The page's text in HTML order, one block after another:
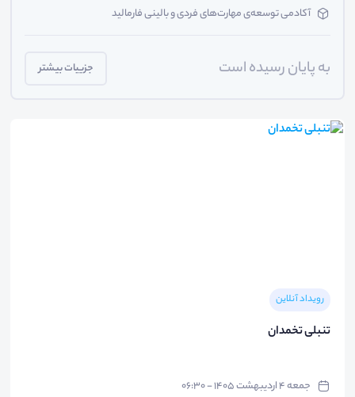
آکادمی توسعه‌ی مهارت‌های فردی و بالینی فارمالید
به پایان رسیده است جزییات بیشتر
رویداد آنلاین
تنبلی تخمدان
جمعه ۴ اردیبهشت ۱۴۰۵ - ۰۶:۳۰